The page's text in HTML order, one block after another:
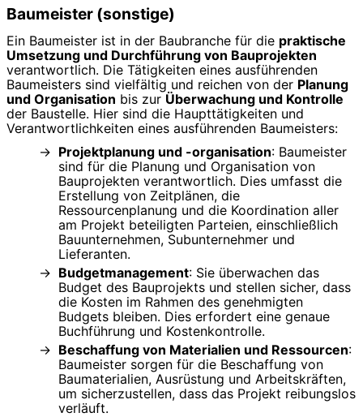
Baumeister (sonstige)
Ein Baumeister ist in der Baubranche für die praktische
Umsetzung und Durchführung von Bauprojekten
verantwortlich. Die Tätigkeiten eines ausführenden
Baumeisters sind vielfältig und reichen von der Planung
und Organisation bis zur Überwachung und Kontrolle
der Baustelle. Hier sind die Haupttätigkeiten und
Verantwortlichkeiten eines ausführenden Baumeisters:
Projektplanung und -organisation: Baumeister
sind für die Planung und Organisation von
Bauprojekten verantwortlich. Dies umfasst die
Erstellung von Zeitplänen, die
Ressourcenplanung und die Koordination aller
am Projekt beteiligten Parteien, einschließlich
Bauunternehmen, Subunternehmer und
Lieferanten.
Budgetmanagement: Sie überwachen das
Budget des Bauprojekts und stellen sicher, dass
die Kosten im Rahmen des genehmigten
Budgets bleiben. Dies erfordert eine genaue
Buchführung und Kostenkontrolle.
Beschaffung von Materialien und Ressourcen:
Baumeister sorgen für die Beschaffung von
Baumaterialien, Ausrüstung und Arbeitskräften,
um sicherzustellen, dass das Projekt reibungslos
verläuft.